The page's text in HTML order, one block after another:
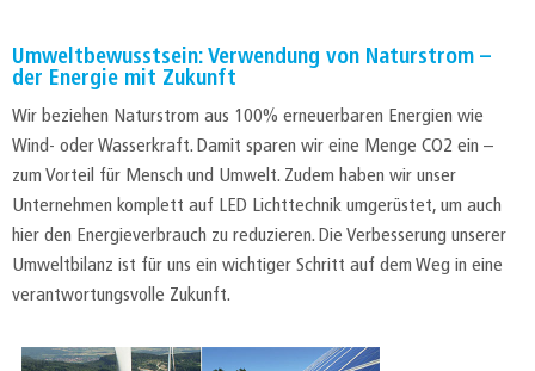
Umweltbewusstsein: Verwendung von Naturstrom –
der Energie mit Zukunft
Wir beziehen Naturstrom aus 100% erneuerbaren Energien wie
Wind- oder Wasserkraft. Damit sparen wir eine Menge CO2 ein –
zum Vorteil für Mensch und Umwelt. Zudem haben wir unser
Unternehmen komplett auf LED Lichttechnik umgerüstet, um auch
hier den Energieverbrauch zu reduzieren. Die Verbesserung unserer
Umweltbilanz ist für uns ein wichtiger Schritt auf dem Weg in eine
verantwortungsvolle Zukunft.